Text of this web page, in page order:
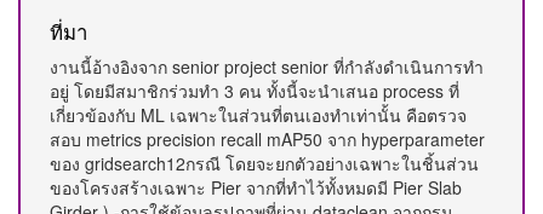
ที่มา
งานนี้อ้างอิงจาก senior project senior ที่กำลังดำเนินการทำ
อยู่ โดยมีสมาชิกร่วมทำ 3 คน ทั้งนี้จะนำเสนอ process ที่
เกี่ยวข้องกับ ML เฉพาะในส่วนที่ตนเองทำเท่านั้น คือตรวจ
สอบ metrics precision recall mAP50 จาก hyperparameter
ของ gridsearch12กรณี โดยจะยกตัวอย่างเฉพาะในชิ้นส่วน
ของโครงสร้างเฉพาะ Pier จากที่ทำไว้ทั้งหมดมี Pier Slab